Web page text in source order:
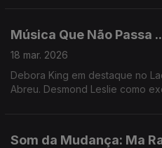
Música Que Não Passa
18 mar. 2026
Debora King em destaque no
Abreu. Desmond Leslie como
Som da Mudança: Ma